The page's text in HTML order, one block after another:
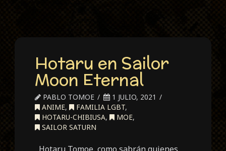
Hotaru en Sailor
Moon Eternal
PABLO TOMOE
1 JULIO, 2021
ANIME, FAMILIA LGBT,
HOTARU-CHIBIUSA, MOE,
SAILOR SATURN